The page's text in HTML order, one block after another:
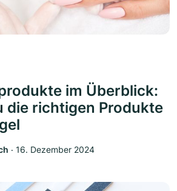
im Überblick:
die richtigen Produkte
‧ 16. Dezember 2024